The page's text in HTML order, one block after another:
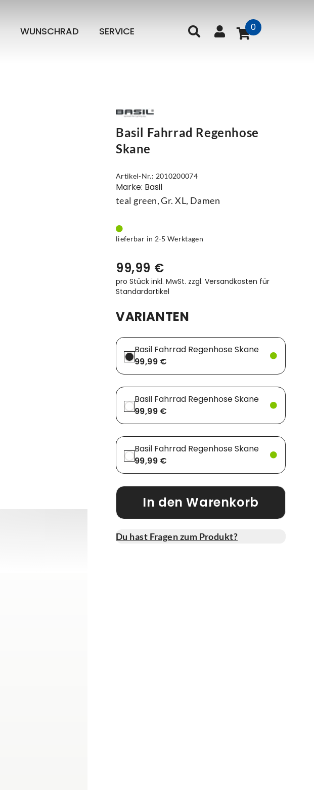
WUNSCHRAD SERVICE 0
Basil Fahrrad Regenhose
Skane
Artikel-Nr.: 2010200074
Marke: Basil
teal green, Gr. XL, Damen
lieferbar in 2-5 Werktagen
99,99 €
pro Stück inkl. MwSt. zzgl. Versandkosten für
Standardartikel
VARIANTEN
Basil Fahrrad Regenhose Skane
99,99 €
Basil Fahrrad Regenhose Skane
99,99 €
Basil Fahrrad Regenhose Skane
99,99 €
In den Warenkorb
Du hast Fragen zum Produkt?